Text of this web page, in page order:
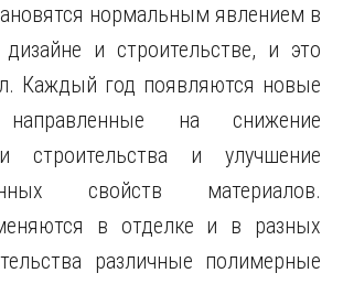
нормальным явлением в
и строительстве, и это
Каждый год появляются новые
направленные на снижение
строительства и улучшение
свойств материалов.
в отделке и в разных
различные полимерные